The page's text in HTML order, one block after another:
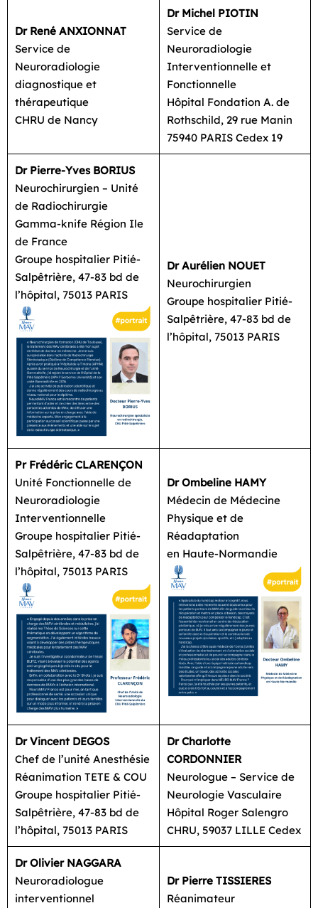
Dr René ANXIONNAT
Service de
Neuroradiologie
diagnostique et
thérapeutique
CHRU de Nancy
Dr Michel PIOTIN
Service de
Neuroradiologie
Interventionnelle et
Fonctionnelle
Hôpital Fondation A. de
Rothschild, 29 rue Manin
75940 PARIS Cedex 19
Dr Pierre-Yves BORIUS
Neurochirurgien – Unité
de Radiochirurgie
Gamma-knife Région Ile
de France
Groupe hospitalier Pitié-
Salpêtrière, 47-83 bd de
l’hôpital, 75013 PARIS
Dr Aurélien NOUET
Neurochirurgien
Groupe hospitalier Pitié-
Salpêtrière, 47-83 bd de
l’hôpital, 75013 PARIS
Pr Frédéric CLARENÇON
Unité Fonctionnelle de
Neuroradiologie
Interventionnelle
Groupe hospitalier Pitié-
Salpêtrière, 47-83 bd de
l’hôpital, 75013 PARIS
Dr Ombeline HAMY
Médecin de Médecine
Physique et de
Réadaptation
en Haute-Normandie
Dr Vincent DEGOS
Chef de l’unité Anesthésie
Réanimation TETE & COU
Groupe hospitalier Pitié-
Salpêtrière, 47-83 bd de
l’hôpital, 75013 PARIS
Dr Charlotte
CORDONNIER
Neurologue – Service de
Neurologie Vasculaire
Hôpital Roger Salengro
CHRU, 59037 LILLE Cedex
Dr Olivier NAGGARA
Neuroradiologue
interventionnel
Dr Pierre TISSIERES
Réanimateur